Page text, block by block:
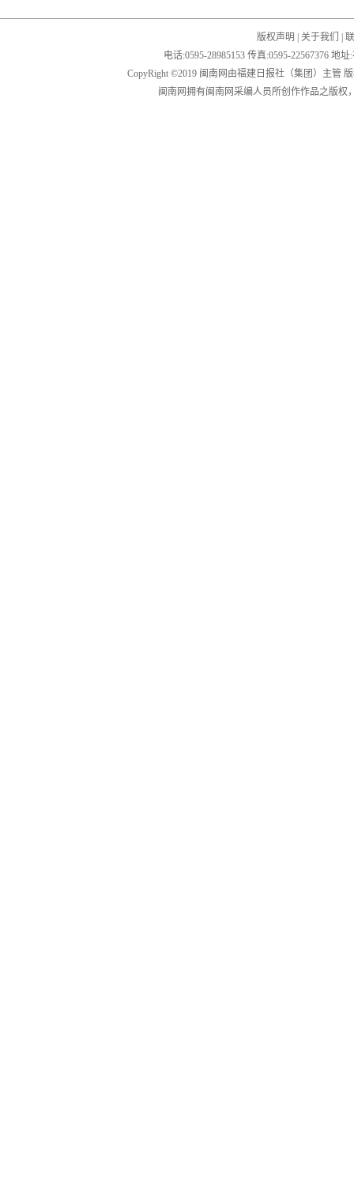
版权声明 关于我们
电话:0595-28985153 传真:0595-22567376 地
CopyRight ©2019 闽南网由福建日报社（集团）主管
闽南网拥有闽南网采编人员所创作作品之版